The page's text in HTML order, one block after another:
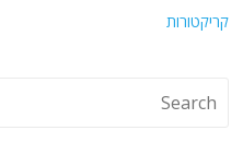
קריקטורות